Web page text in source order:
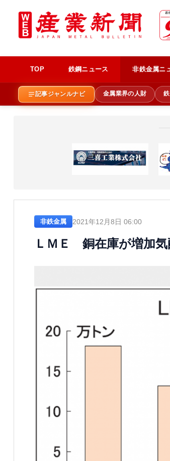
TOP 鉄鋼ニュース 非鉄金属ニ
記事ジャンルナビ 金属業界の人財
非鉄金属 2021年12月8日 06:00
ＬＭＥ 銅在庫が増加気